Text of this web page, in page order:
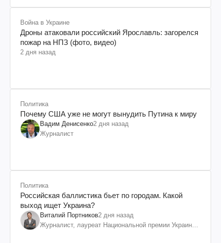
Война в Украине
Дроны атаковали российский Ярославль: загорелся
пожар на НПЗ (фото, видео)
2 дня назад
Политика
Почему США уже не могут вынудить Путина к миру
Вадим Денисенко2 дня назад
Журналист
Политика
Российская баллистика бьет по городам. Какой
выход ищет Украина?
Виталий Портников2 дня назад
Журналист, лауреат Национальной премии Украины